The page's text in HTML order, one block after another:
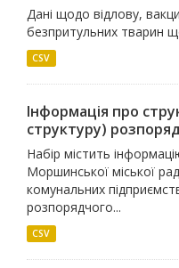
Дані щодо відлову,
безпритульних тварин
CSV
Інформація про
структуру)
Набір містить
Моршинської міської
комунальних
розпорядчого...
CSV